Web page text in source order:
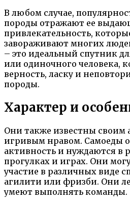
В любом случае,
породы отражают ее
привлекательность,
завораживают многих
– это идеальный спутник
или одиночного человека,
верность, ласку и
породы.
Характер и
Они также известны своим
игривым нравом. Самоеды
активность и нуждаются в
прогулках и играх. Они
участие в различных виде
агилити или фризби. Они
умеют выполнять команды.